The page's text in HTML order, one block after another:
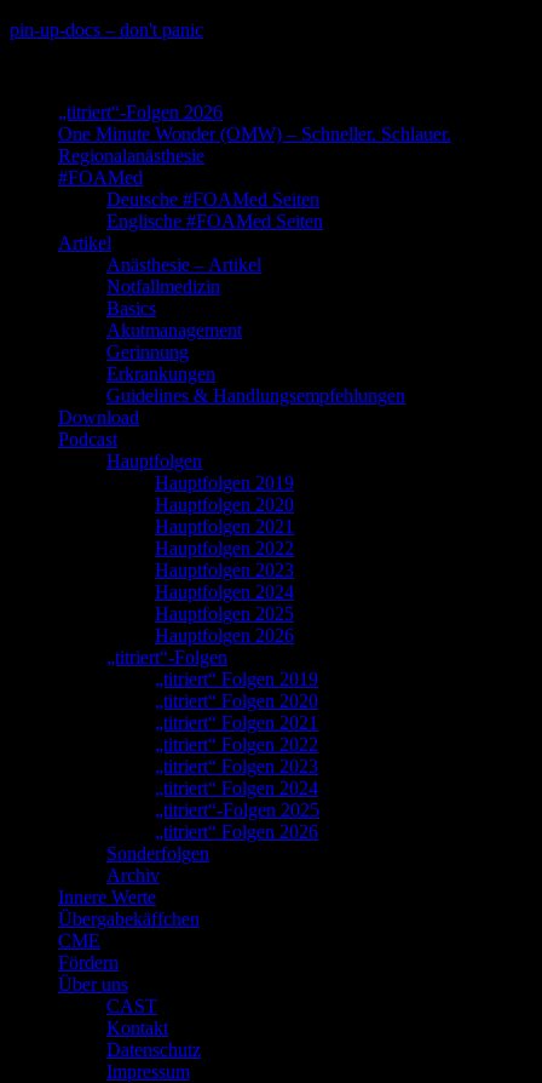
Skip
pin-up-docs – don't panic
„titriert“-Folgen 2026
One Minute Wonder (OMW) – Schneller. Schlauer.
Regionalanästhesie
#FOAMed
Deutsche #FOAMed Seiten
Englische #FOAMed Seiten
Artikel
Anästhesie – Artikel
Notfallmedizin
Basics
Akutmanagement
Gerinnung
Erkrankungen
Guidelines & Handlungsempfehlungen
Download
Podcast
Hauptfolgen
Hauptfolgen 2019
Hauptfolgen 2020
Hauptfolgen 2021
Hauptfolgen 2022
Hauptfolgen 2023
Hauptfolgen 2024
Hauptfolgen 2025
Hauptfolgen 2026
„titriert“-Folgen
„titriert“ Folgen 2019
„titriert“ Folgen 2020
„titriert“ Folgen 2021
„titriert“ Folgen 2022
„titriert“ Folgen 2023
„titriert“ Folgen 2024
„titriert“-Folgen 2025
„titriert“ Folgen 2026
Sonderfolgen
Archiv
Innere Werte
Übergabekäffchen
CME
Fördern
Über uns
CAST
Kontakt
Datenschutz
Impressum